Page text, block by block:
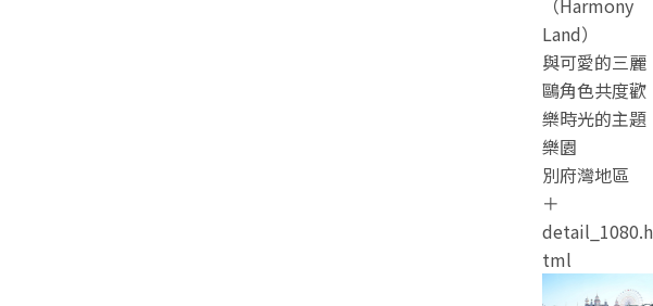
Land）
與可愛的三麗
鷗角色共度歡
樂時光的主題
樂園
別府灣地區
＋
detail_1080.h
tml